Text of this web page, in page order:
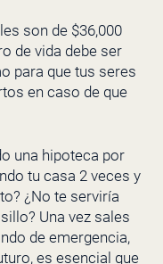
son de $36,000
de vida debe ser
para que tus seres
en caso de que
una hipoteca por
tu casa 2 veces y
¿No te serviría
Una vez sales
de emergencia,
es esencial que